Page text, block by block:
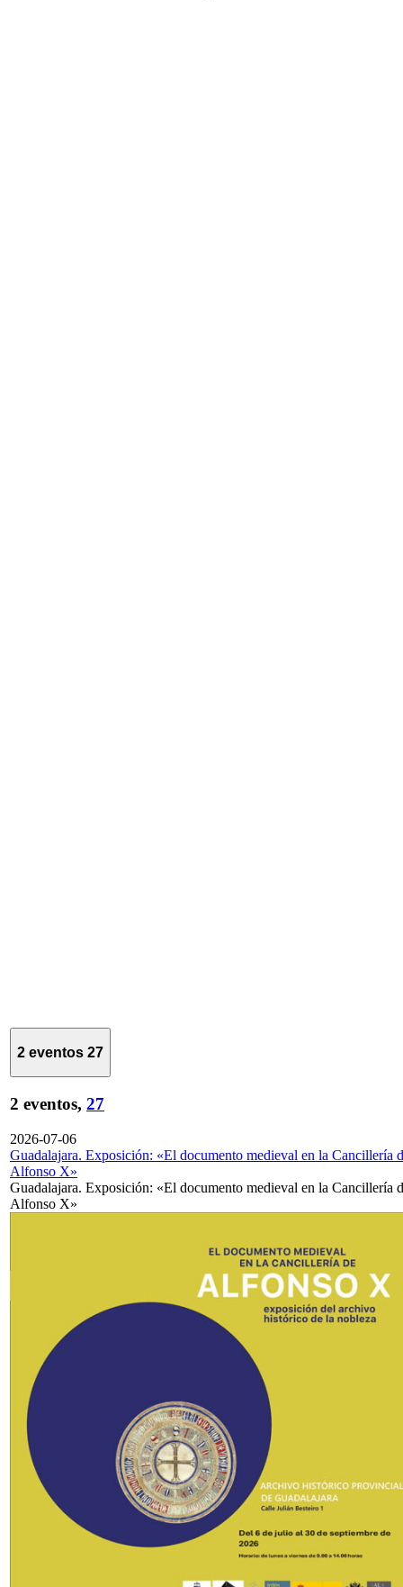
2 eventos 27
2 eventos, 27
2026-07-06
Guadalajara. Exposición: «El documento medieval en la Cancillería
Alfonso X»
Guadalajara. Exposición: «El documento medieval en la Cancillería
Alfonso X»